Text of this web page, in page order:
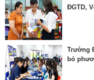
ĐGTD,
Trường
bỏ